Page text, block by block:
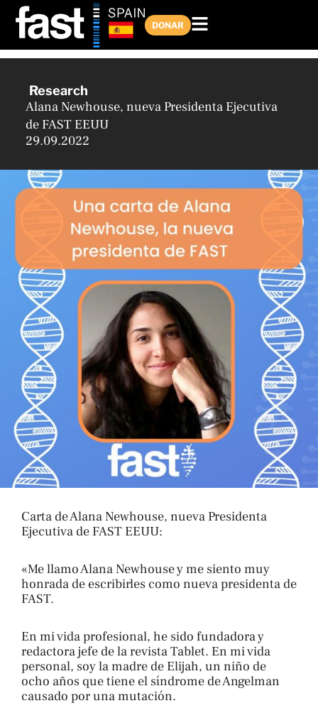
contenido
DONAR
Research
Alana Newhouse, nueva Presidenta Ejecutiva
de FAST EEUU
29.09.2022
Carta de Alana Newhouse, nueva Presidenta
Ejecutiva de FAST EEUU:
«Me llamo Alana Newhouse y me siento muy
honrada de escribirles como nueva presidenta de
FAST.
En mi vida profesional, he sido fundadora y
redactora jefe de la revista Tablet. En mi vida
personal, soy la madre de Elijah, un niño de
ocho años que tiene el síndrome de Angelman
causado por una mutación.